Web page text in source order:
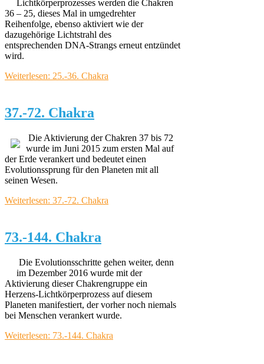
Lichtkörperprozesses werden die Chakren
36 – 25, dieses Mal in umgedrehter
Reihenfolge, ebenso aktiviert wie der
dazugehörige Lichtstrahl des
entsprechenden DNA-Strangs erneut entzündet
wird.
Weiterlesen: 25.-36. Chakra
37.-72. Chakra
Die Aktivierung der Chakren 37 bis 72
wurde im Juni 2015 zum ersten Mal auf
der Erde verankert und bedeutet einen
Evolutionssprung für den Planeten mit all
seinen Wesen.
Weiterlesen: 37.-72. Chakra
73.-144. Chakra
Die Evolutionsschritte gehen weiter, denn
im Dezember 2016 wurde mit der
Aktivierung dieser Chakrengruppe ein
Herzens-Lichtkörperprozess auf diesem
Planeten manifestiert, der vorher noch niemals
bei Menschen verankert wurde.
Weiterlesen: 73.-144. Chakra